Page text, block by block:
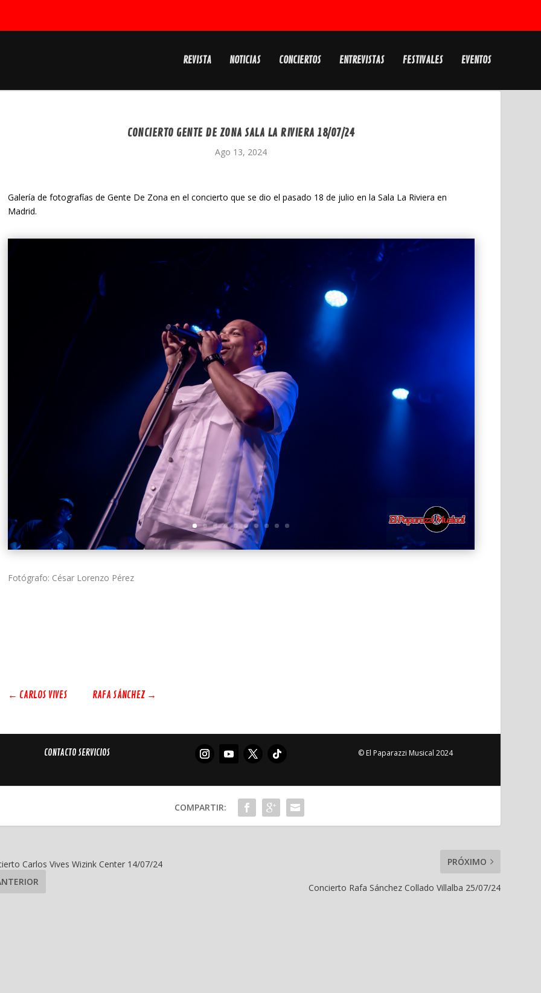
REVISTA NOTICIAS CONCIERTOS ENTREVISTAS FESTIVALES EVENTOS
CONCIERTO GENTE DE ZONA SALA LA RIVIERA 18/07/24
Ago 13, 2024
Galería de fotografías de Gente De Zona en el concierto que se dio el pasado 18 de julio en la Sala La Riviera en
Madrid.
Fotógrafo: César Lorenzo Pérez
← CARLOS VIVES RAFA SÁNCHEZ→
CONTACTO SERVICIOS © El Paparazzi Musical 2024
COMPARTIR:
Carlos Vives Wizink Center 14/07/24
PRÓXIMO
Concierto Rafa Sánchez Collado Villalba 25/07/24